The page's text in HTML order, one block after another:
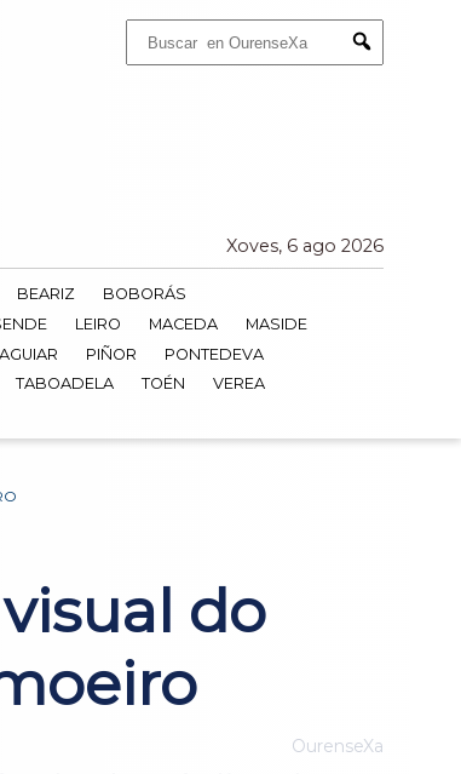
Submit
Xoves, 6 ago 2026
BEARIZ
BOBORÁS
LEIRO MACEDA
MASIDE
PIÑOR
PONTEDEVA
TABOADELA TOÉN
VEREA
do
OurenseXa